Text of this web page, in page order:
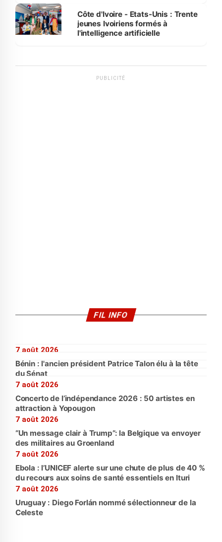
Côte d'Ivoire - Etats-Unis : Trente
jeunes Ivoiriens formés à
l'intelligence artificielle
PUBLICITÉ
FIL INFO
7 août 2026
Bénin : l'ancien président Patrice Talon élu à la tête
du Sénat
7 août 2026
Concerto de l’indépendance 2026 : 50 artistes en
attraction à Yopougon
7 août 2026
“Un message clair à Trump”: la Belgique va envoyer
des militaires au Groenland
7 août 2026
Ebola : l’UNICEF alerte sur une chute de plus de 40 %
du recours aux soins de santé essentiels en Ituri
7 août 2026
Uruguay : Diego Forlán nommé sélectionneur de la
Celeste